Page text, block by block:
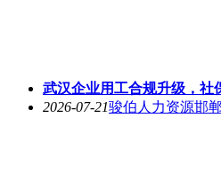
武汉企业用工合规升级，社
2026-07-21骏伯人力资源邯